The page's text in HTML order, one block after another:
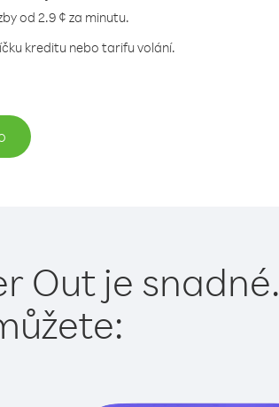
od 2.9 ¢ za minutu.
kreditu nebo tarifu volání.
Out je snadné.